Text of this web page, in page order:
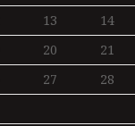
13 14
20 21
27 28